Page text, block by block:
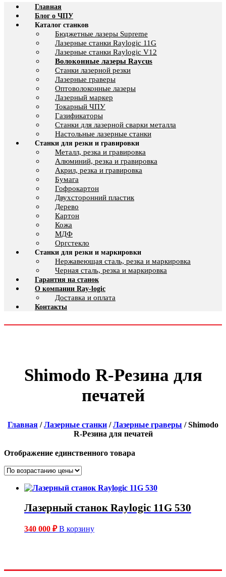
Главная
Блог о ЧПУ
Каталог станков
Бюджетные лазеры Supreme
Лазерные станки Raylogic 11G
Лазерные станки Raylogic V12
Волоконные лазеры Raycus
Станки лазерной резки
Лазерные граверы
Оптоволоконные лазеры
Лазерный маркер
Токарный ЧПУ
Газификаторы
Cтанки для лазерной сварки металла
Настольные лазерные станки
Станки для резки и гравировки
Металл, резка и гравировка
Алюминий, резка и гравировка
Акрил, резка и гравировка
Бумага
Гофрокартон
Двухсторонний пластик
Дерево
Картон
Кожа
МДФ
Оргстекло
Станки для резки и маркировки
Нержавеющая сталь, резка и маркировка
Черная сталь, резка и маркировка
Гарантия на станок
О компании Ray-logic
Доставка и оплата
Контакты
Shimodo R-Резина для
печатей
Главная /Лазерные станки /Лазерные граверы / Shimodo
R-Резина для печатей
Отображение единственного товара
Лазерный станок Raylogic 11G 530
340 000 ₽ В корзину